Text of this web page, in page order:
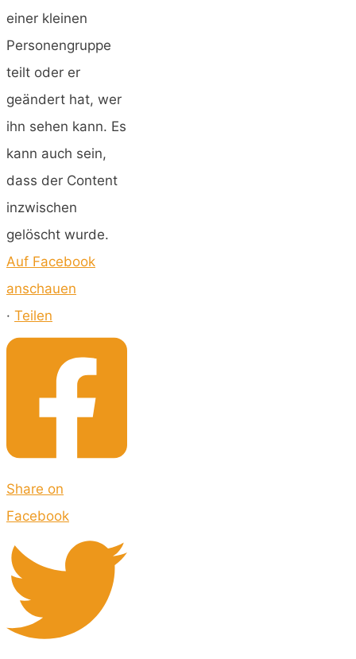
einer kleinen
Personengruppe
teilt oder er
geändert hat, wer
ihn sehen kann. Es
kann auch sein,
dass der Content
inzwischen
gelöscht wurde.
Auf Facebook
anschauen
· Teilen
Share on
Facebook